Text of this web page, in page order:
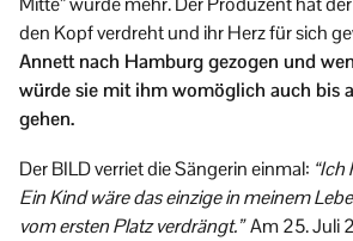
den Kopf verdreht und ihr Herz für sich
Annett nach Hamburg gezogen und
würde sie mit ihm womöglich auch bis
gehen.
Der BILD verriet die Sängerin einmal:
Ein Kind wäre das einzige in meinem
vom ersten Platz verdrängt.”Am 25. Juli